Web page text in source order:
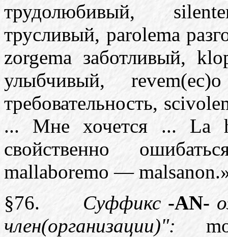
трудолюбивый,
трусливый, parolema
zorgema заботливый,
улыбчивый,
требовательность,
... Мне хочется ... La
свойственно
mallaboremo — malsanon
§76.
Суффикс -AN-
член(организации)":